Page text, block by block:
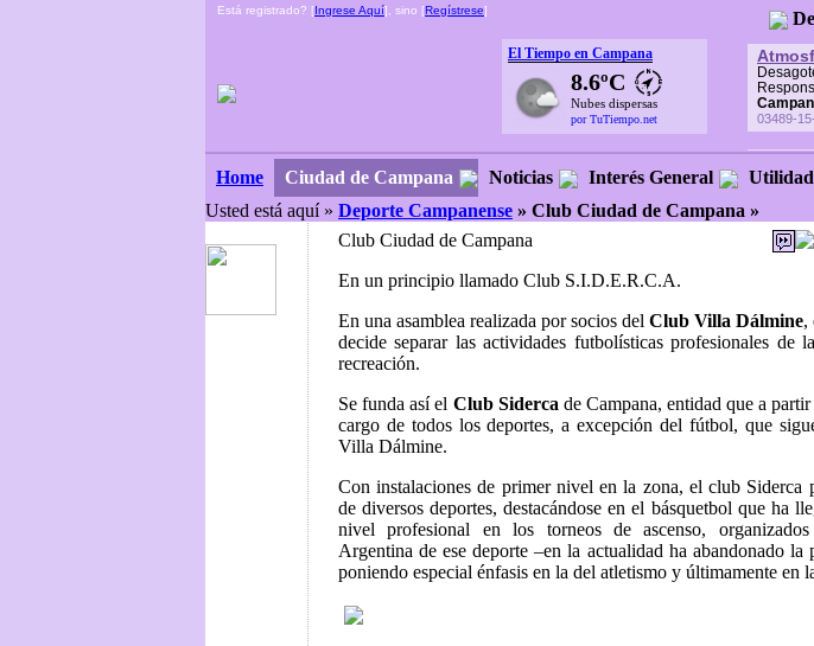
Está registrado? [Ingrese Aquí], sino [Regístrese]
03489-
El Tiempo en Campana
8.6ºC
Nubes dispersas
por TuTiempo.net
Home Ciudad de Campana Noticias Interés General
Usted está aquí » Deporte Campanense » Club Ciudad de Campana »
Club Ciudad de Campana
En un principio llamado Club S.I.D.E.R.C.A.
En una asamblea realizada por socios del Club Villa Dálmine,
decide separar las actividades futbolísticas profesionales de
recreación.
Se funda así el Club Siderca de Campana, entidad que a partir
cargo de todos los deportes, a excepción del fútbol, que
Villa Dálmine.
Con instalaciones de primer nivel en la zona, el club Siderca
de diversos deportes, destacándose en el básquetbol que ha
nivel profesional en los torneos de ascenso,
Argentina de ese deporte –en la actualidad ha abandonado la
poniendo especial énfasis en la del atletismo y últimamente en